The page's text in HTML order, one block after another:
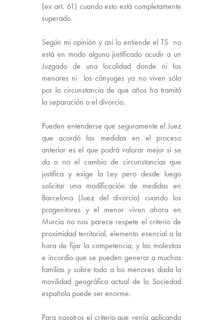
(ex art. 61) cuando esto está completamente
superado.
Según mi opinión y así lo entiende el TS no
está en modo alguno justificado acudir a un
Juzgado de una localidad donde ni los
menores ni los cónyuges ya no viven sólo
por la circunstancia de que años ha tramitó
la separación o el divorcio.
Pueden entenderse que seguramente el Juez
que acordó las medidas en el proceso
anterior es el que podrá valorar mejor si se
da o no el cambio de circunstancias que
justifica y exige la Ley pero desde luego
solicitar una modificación de medidas en
Barcelona (Juez del divorcio) cuando los
progenitores y el menor viven ahora en
Murcia no nos parece respete el criterio de
proximidad territorial, elemento esencial a la
hora de fijar la competencia, y las molestias
e incordio que se pueden generar a muchas
familias y sobre todo a los menores dada la
movilidad geográfica actual de la Sociedad
española puede ser enorme.
Para nosotros el criterio que venía aplicando